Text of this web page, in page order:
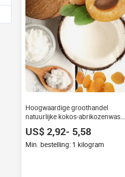
Hoogwaardige groothandel
natuurlijke kokos-abrikozenwas
voor kaarsen maken
US$ 2,92- 5,58
Min. bestelling: 1 kilogram